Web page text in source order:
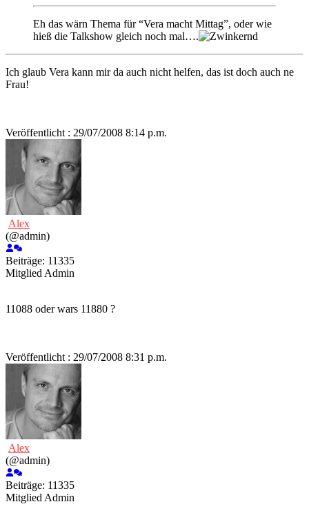
Eh das wärn Thema für “Vera macht Mittag”, oder wie
hieß die Talkshow gleich noch mal….
Ich glaub Vera kann mir da auch nicht helfen, das ist doch auch ne
Frau!
Veröffentlicht : 29/07/2008 8:14 p.m.
Alex
(@admin)
Beiträge: 11335
Mitglied Admin
11088 oder wars 11880 ?
Veröffentlicht : 29/07/2008 8:31 p.m.
Alex
(@admin)
Beiträge: 11335
Mitglied Admin